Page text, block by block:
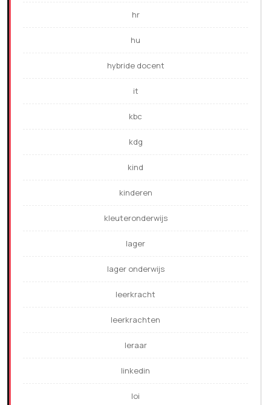
hr
hu
hybride docent
it
kbc
kdg
kind
kinderen
kleuteronderwijs
lager
lager onderwijs
leerkracht
leerkrachten
leraar
linkedin
loi